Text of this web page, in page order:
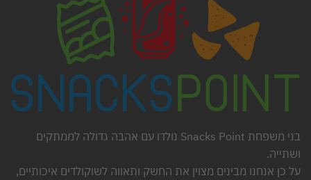
בני משפחת Snacks Point נולדו עם אהבה גדולה לממתקים
ושתייה.
על כן אנחנו מבינים מצוין את החשק ותאווה לשוקולדים איכותיים,